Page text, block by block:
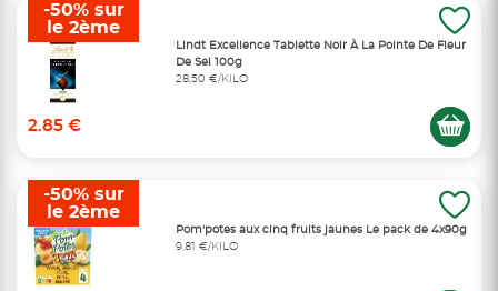
Lindt Excellence Tablette Noir À La Pointe De Fleur
De Sel 100g
28,50 €/KILO
2.85 €
-50% sur
le 2ème
Pom'potes aux cinq fruits jaunes Le pack de 4x90g
9,81 €/KILO
-50% sur
le 2ème